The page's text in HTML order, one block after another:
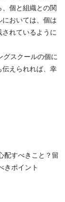
個と組織との関
おいては、個は
れているように
グスクールの個に
伝えられれば、幸
配すべきこと？留
きポイント